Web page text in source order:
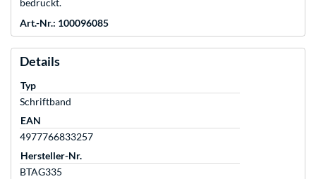
bedruckt.
Art.-Nr.: 100096085
Details
Typ
Schriftband
EAN
4977766833257
Hersteller-Nr.
BTAG335